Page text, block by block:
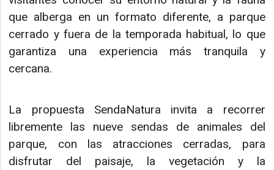
que alberga en un formato diferente, a parque
cerrado y fuera de la temporada habitual, lo que
garantiza una experiencia más tranquila y
cercana.
La propuesta SendaNatura invita a recorrer
libremente las nueve sendas de animales del
parque, con las atracciones cerradas, para
disfrutar del paisaje, la vegetación y la